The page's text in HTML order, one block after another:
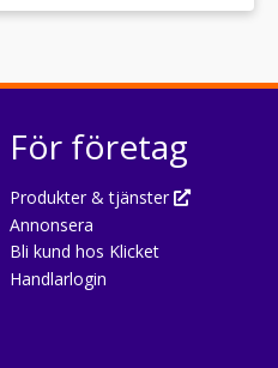
För företag
Produkter & tjänster
Annonsera
Bli kund hos Klicket
Handlarlogin